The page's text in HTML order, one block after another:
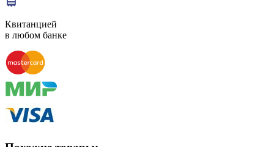
Квитанцией
в любом банке